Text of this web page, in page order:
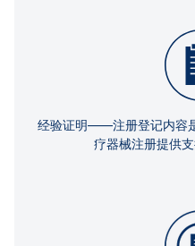
经验证明——注册登记内容
疗器械注册提供